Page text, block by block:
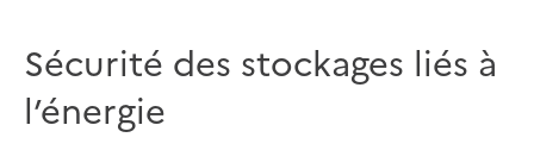
Sécurité des stockages liés à
l’énergie